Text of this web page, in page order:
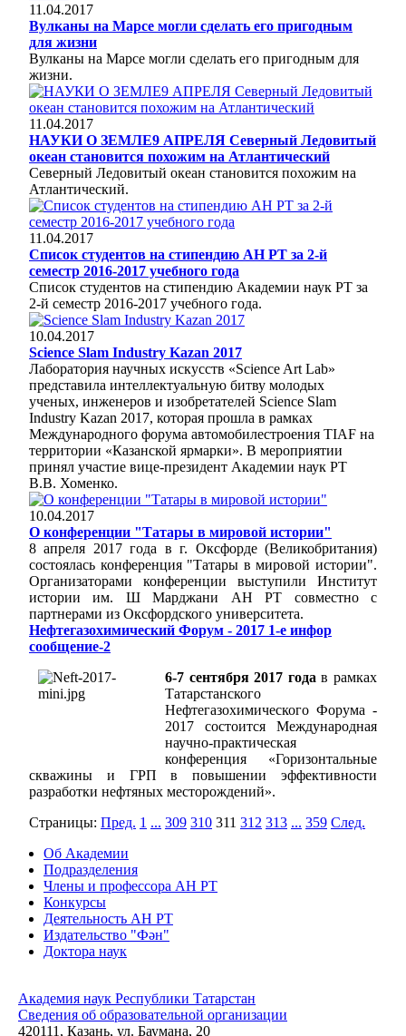
11.04.2017
Вулканы на Марсе могли сделать его пригодным
для жизни
Вулканы на Марсе могли сделать его пригодным для
жизни.
11.04.2017
НАУКИ О ЗЕМЛЕ9 АПРЕЛЯ Северный Ледовитый
океан становится похожим на Атлантический
Северный Ледовитый океан становится похожим на
Атлантический.
11.04.2017
Список студентов на стипендию АН РТ за 2-й
семестр 2016-2017 учебного года
Список студентов на стипендию Академии наук РТ за
2-й семестр 2016-2017 учебного года.
10.04.2017
Science Slam Industry Kazan 2017
Лаборатория научных искусств «Science Art Lab»
представила интеллектуальную битву молодых
ученых, инженеров и изобретателей Science Slam
Industry Kazan 2017, которая прошла в рамках
Международного форума автомобилестроения TIAF на
территории «Казанской ярмарки». В мероприятии
принял участие вице-президент Академии наук РТ
В.В. Хоменко.
10.04.2017
О конференции "Татары в мировой истории"
8 апреля 2017 года в г. Оксфорде (Великобритания)
состоялась конференция "Татары в мировой истории".
Организаторами конференции выступили Институт
истории им. Ш Марджани АН РТ совместно с
партнерами из Оксфордского университета.
Нефтегазохимический Форум - 2017 1-е инфор
сообщение-2
6-7 сентября 2017 года в рамках
Татарстанского
Нефтегазохимического Форума -
2017 состоится Международная
научно-практическая
конференция «Горизонтальные
скважины и ГРП в повышении эффективности
разработки нефтяных месторождений».
Страницы: Пред. 1 ... 309 310 311 312 313 ... 359 След.
Об Академии
Подразделения
Члены и профессора АН РТ
Конкурсы
Деятельность АН РТ
Издательство "Фән"
Доктора наук
Академия наук Республики Татарстан
Сведения об образовательной организации
420111, Казань, ул. Баумана, 20